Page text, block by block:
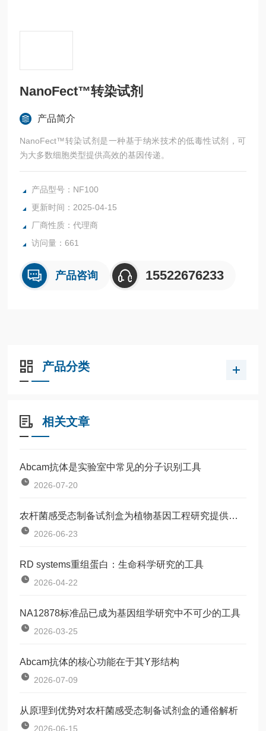
NanoFect™转染试剂
产品简介
NanoFect™转染试剂是一种基于纳米技术的低毒性试剂，可
为大多数细胞类型提供高效的基因传递。
产品型号：NF100
更新时间：2025-04-15
厂商性质：代理商
访问量：661
产品咨询 15522676233
产品分类
相关文章
Abcam抗体是实验室中常见的分子识别工具
2026-07-20
农杆菌感受态制备试剂盒为植物基因工程研究提供了一种标准化工具
2026-06-23
RD systems重组蛋白：生命科学研究的工具
2026-04-22
NA12878标准品已成为基因组学研究中不可少的工具
2026-03-25
Abcam抗体的核心功能在于其Y形结构
2026-07-09
从原理到优势对农杆菌感受态制备试剂盒的通俗解析
2026-06-15